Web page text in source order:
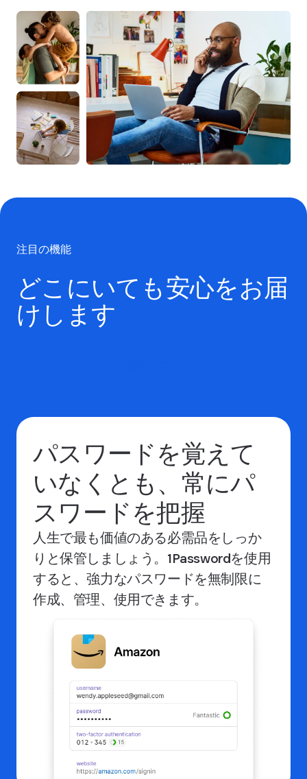
注目の機能
どこにいても安心をお届
けします
パスワードを覚えて
いなくとも、常にパ
スワードを把握
人生で最も価値のある必需品をしっか
りと保管しましょう。1Passwordを使用
すると、強力なパスワードを無制限に
作成、管理、使用できます。